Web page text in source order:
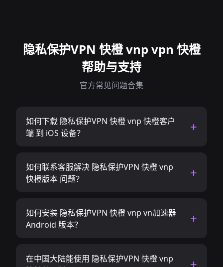
隐私保护VPN 快橙 vnp vpn 快橙
帮助与支持
官方常见问题合集
如何下载 隐私保护VPN 快橙 vnp 快橙客户
端 到 iOS 设备？
如何联系客服解决 隐私保护VPN 快橙 vnp
快橙版本 问题？
如何安装 隐私保护VPN 快橙 vnp vn加速器
Android 版本？
在中国大陆能使用 隐私保护VPN 快橙 vnp